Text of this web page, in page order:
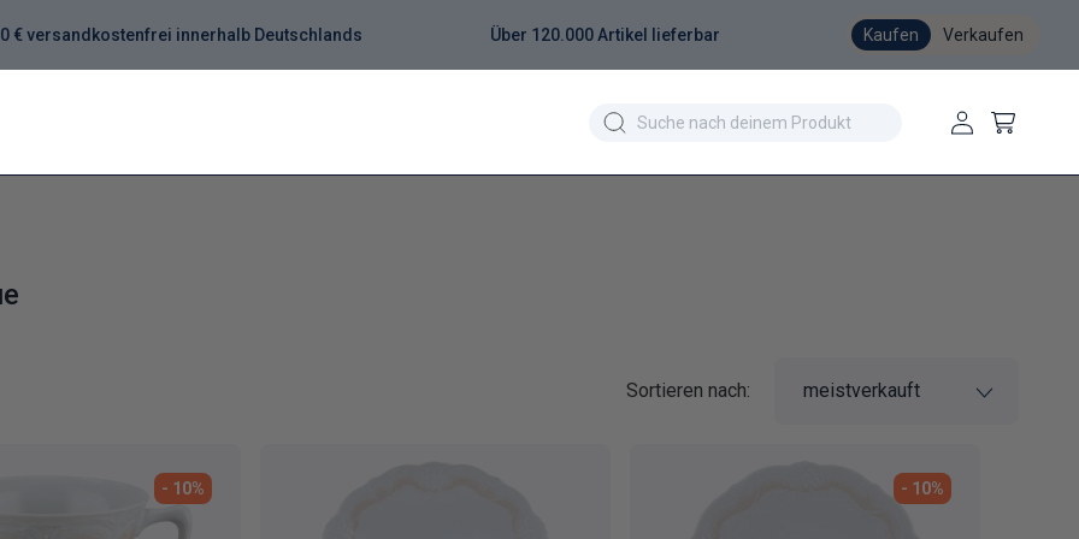
€ versandkostenfrei innerhalb Deutschlands Über 120.000 Artikel lieferbar Kaufen Verkaufen
Einloggen
Warenkorb
Sortieren nach:
- 10% - 10%